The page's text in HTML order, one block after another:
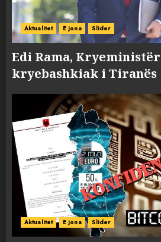
Aktualitet E jona Slider
Edi Rama,
kryebashkiak i Tiranës
Aktualitet E jona Slider